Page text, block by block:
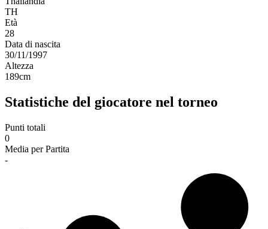
TH
Età
28
Data di nascita
30/11/1997
Altezza
189cm
Statistiche del giocatore nel torneo
Punti totali
0
Media per Partita
-